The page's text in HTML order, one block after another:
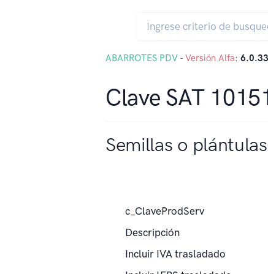
ABARROTES PDV -Versión Alfa:
Clave SAT
Semillas o
c_ClaveProdServ
Descripción
Incluir IVA trasladado